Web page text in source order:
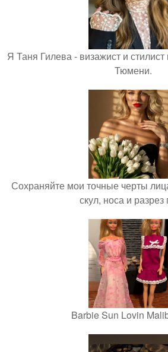
Я Таня Гилева - визажист и
Тюмени.
Сохраняйте мои точные черты
скул, носа и разрез
Barbie Sun Lovin